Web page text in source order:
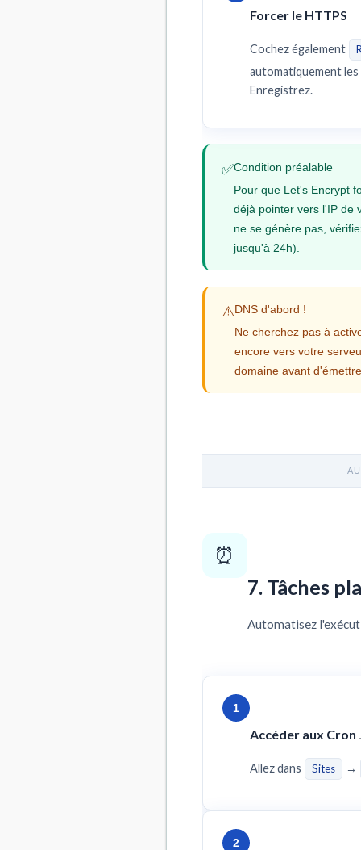
Forcer le HTTPS
Cochez également
automatiquement
Enregistrez.
✅Condition préalable
Pour que Let's Encrypt
déjà pointer vers l'IP de
ne se génère pas,
jusqu'à 24h).
⚠️DNS d'abord !
Ne cherchez pas à
encore vers votre
domaine avant
⏰
7. Tâches
Automatisez
1
Accéder aux Cron
Allez dans Sites →
2